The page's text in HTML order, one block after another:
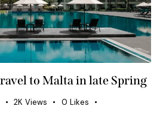
to Malta in late Spring
2K Views 0 Likes